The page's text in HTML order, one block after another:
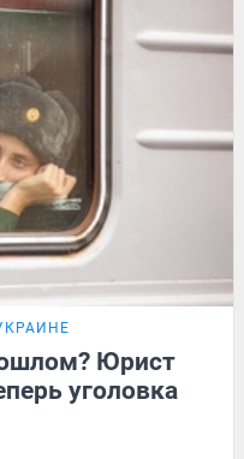
Юрист
уголовка